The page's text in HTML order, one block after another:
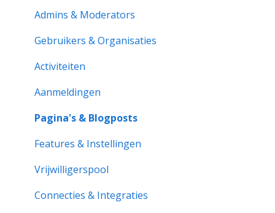
Notificaties & Berichten
Rollen & Lidmaatschap
Vrijwilligerspool
Aan de slag
Activiteitenbank
Organisatiepagina
Probleemoplossing
Pagina & Instellingen
Rollen & Lidmaatschap
Activiteiten
Aanmeldingen
Activiteitenrapporten
Vrijwilligerspool
Formulieren & Documenten
Notificaties & Berichten
Admins & Moderators
Gebruikers & Organisaties
Activiteiten
Aanmeldingen
Pagina's & Blogposts
Features & Instellingen
Vrijwilligerspool
Connecties & Integraties